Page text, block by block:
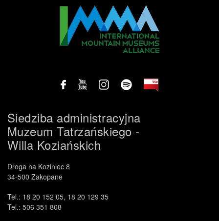
Siedziba administracyjna
Muzeum Tatrzańskiego -
Willa Koziańskich
Droga na Koziniec 8
34-500 Zakopane
Tel.: 18 20 152 05, 18 20 129 35
Tel.: 506 351 808